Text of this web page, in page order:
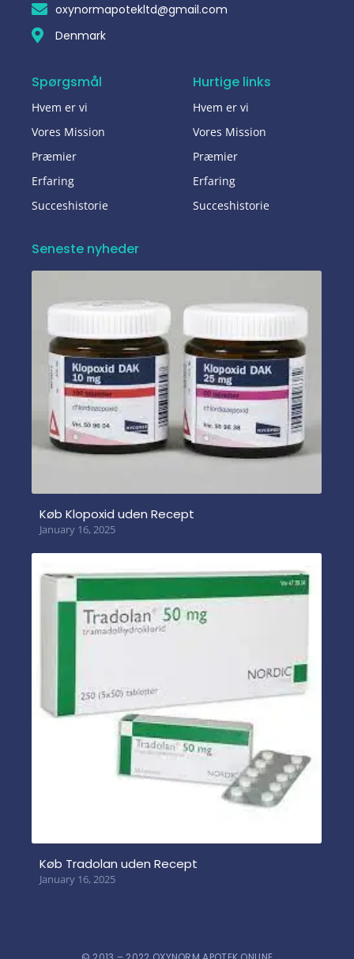
oxynormapotekltd@gmail.com
Denmark
Spørgsmål
Hvem er vi
Vores Mission
Præmier
Erfaring
Succeshistorie
Hurtige links
Hvem er vi
Vores Mission
Præmier
Erfaring
Succeshistorie
Seneste nyheder
Køb Klopoxid uden Recept
January 16, 2025
Køb Tradolan uden Recept
January 16, 2025